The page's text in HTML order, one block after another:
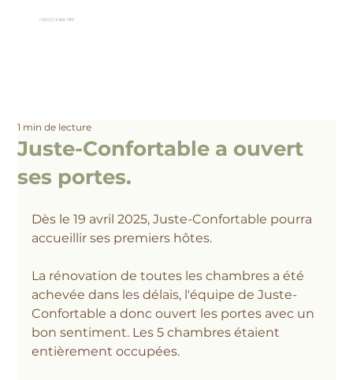
+31(0)123 456 789
Juste-Confortable a ouvert
ses portes.
1 min de lecture
Dès le 19 avril 2025, Juste-Confortable pourra
accueillir ses premiers hôtes.
La rénovation de toutes les chambres a été
achevée dans les délais, l'équipe de Juste-
Confortable a donc ouvert les portes avec un
bon sentiment. Les 5 chambres étaient
entièrement occupées.